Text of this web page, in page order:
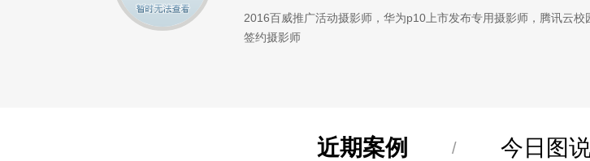
2016百威推广活动摄影师，华为p10上市发布专用摄影师，腾讯云
签约摄影师
近期案例 / 今日图